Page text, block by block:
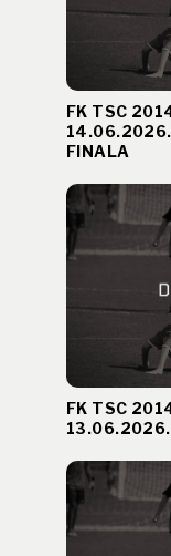
FK TSC
FINALA
FK TSC